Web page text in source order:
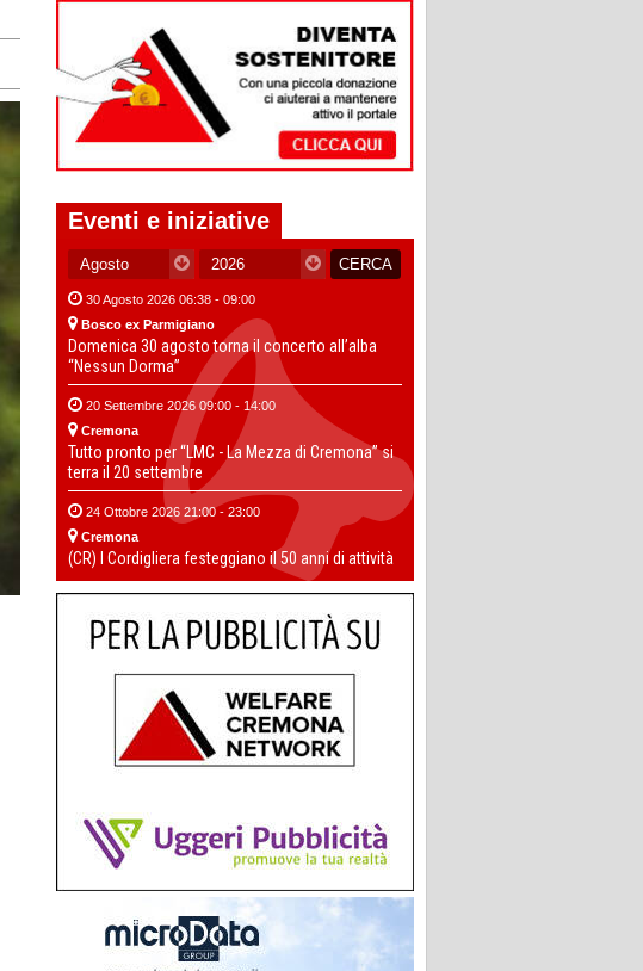
Eventi e iniziative
30 Agosto 2026 06:38 - 09:00
Bosco ex Parmigiano
Domenica 30 agosto torna il concerto all’alba
“Nessun Dorma”
20 Settembre 2026 09:00 - 14:00
Cremona
Tutto pronto per “LMC - La Mezza di Cremona” si
terra il 20 settembre
24 Ottobre 2026 21:00 - 23:00
Cremona
(CR) I Cordigliera festeggiano il 50 anni di attività